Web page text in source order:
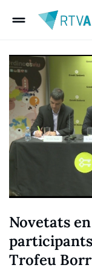
drag_handle
Novetats
Trofeu